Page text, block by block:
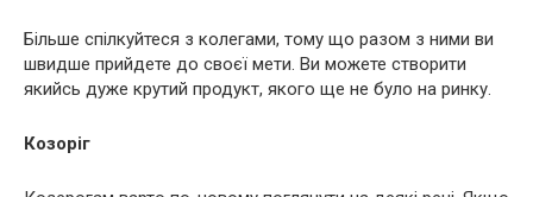
Більше спілкуйтеся з колегами, тому що разом з ними ви
швидше прийдете до своєї мети. Ви можете створити
якийсь дуже крутий продукт, якого ще не було на ринку.
Козоріг